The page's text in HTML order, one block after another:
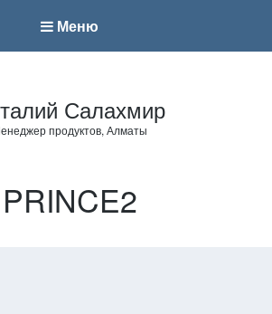
Меню
Салахмир
продуктов, Алматы
PRINCE2